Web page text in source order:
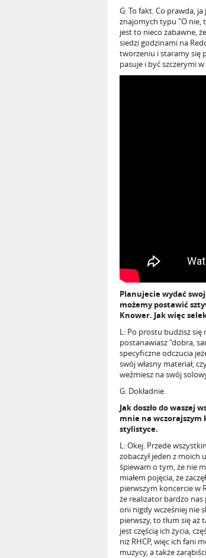
G: To fakt. Co prawda,
znajomych typu "O nie,
jest to nieco zabawne,
siedzi godzinami na
tworzeniu i staramy się
pasuje i być szczerymi
Planujecie wydać
możemy postawić
Knower. Jak więc
L: Po prostu budzisz się
postanawiasz "dobra,
specyficzne odczucia
swój własny materiał,
weźmiesz na swój
G: Dokładnie.
Jak doszło do waszej
mnie na wczorajszym
stylistyce.
L: Okej. Przede
zobaczył jeden z
śpiewam o tym, że nie
miałem pojęcia, że
pierwszym koncercie w
że realizator bardzo nas
oni nigdy wcześniej nie
pierwszy, to tłum się aż
jest częścią ich życia,
niż RHCP, więc ich fani
muzycy, a także